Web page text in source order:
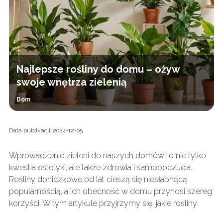
Najlepsze rośliny do domu – ożyw
swoje wnętrza zielenią
Dom
Data publikacji: 2024-12-05
Wprowadzenie zieleni do naszych domów to nie tylko
kwestia estetyki, ale także zdrowia i samopoczucia.
Rośliny doniczkowe od lat cieszą się niesłabnącą
popularnością, a ich obecność w domu przynosi szereg
korzyści. W tym artykule przyjrzymy się, jakie rośliny